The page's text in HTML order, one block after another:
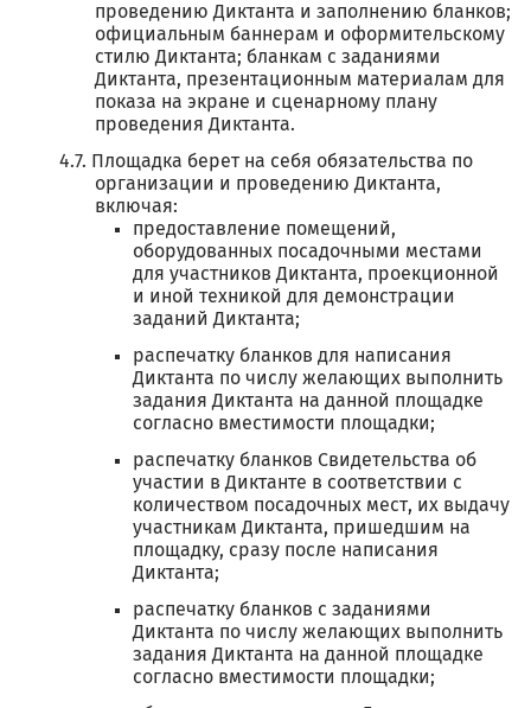
проведению Диктанта и заполнению бланков;
официальным баннерам и оформительскому
стилю Диктанта; бланкам с заданиями
Диктанта, презентационным материалам для
показа на экране и сценарному плану
проведения Диктанта.
Площадка берет на себя обязательства по
организации и проведению Диктанта,
включая:
предоставление помещений,
оборудованных посадочными местами
для участников Диктанта, проекционной
и иной техникой для демонстрации
заданий Диктанта;
распечатку бланков для написания
Диктанта по числу желающих выполнить
задания Диктанта на данной площадке
согласно вместимости площадки;
распечатку бланков Свидетельства об
участии в Диктанте в соответствии с
количеством посадочных мест, их выдачу
участникам Диктанта, пришедшим на
площадку, сразу после написания
Диктанта;
распечатку бланков с заданиями
Диктанта по числу желающих выполнить
задания Диктанта на данной площадке
согласно вместимости площадки;